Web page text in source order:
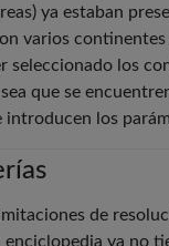
ya estaban
varios
seleccionado los
que se
introducen los
de
enciclopedia ya no